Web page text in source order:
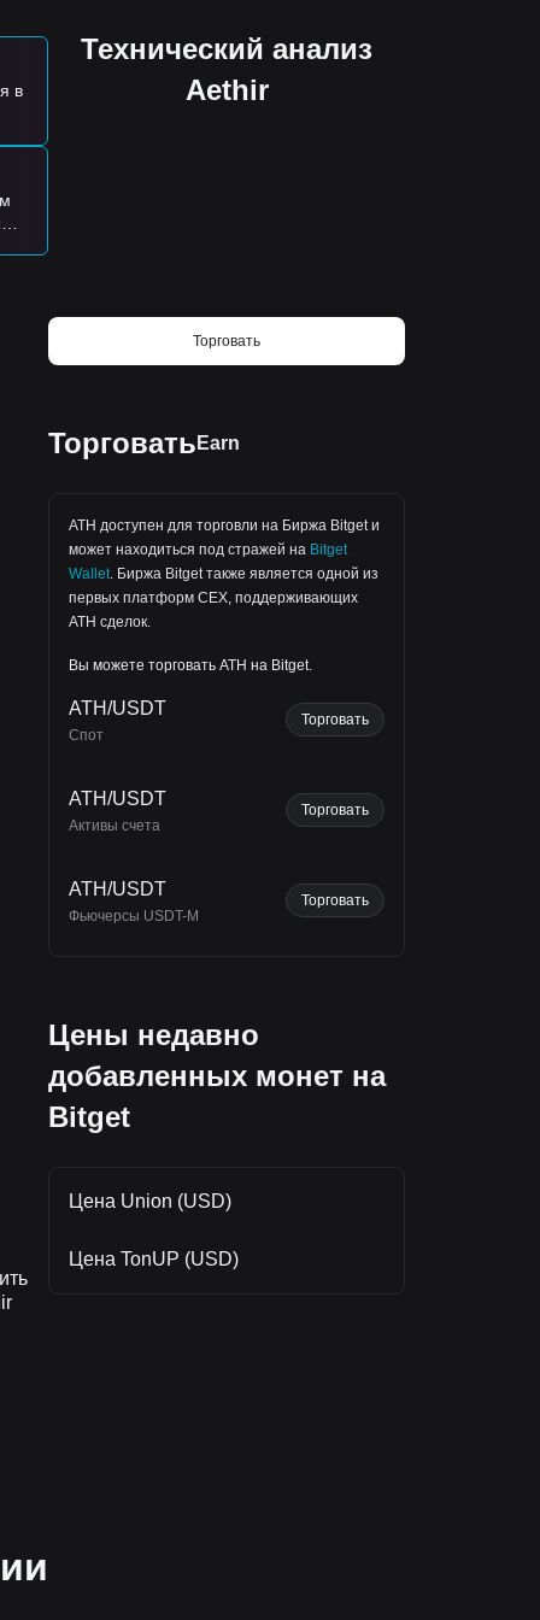
в
Технический анализ
Aethir
Торговать
Торговать Earn
ATH доступен для торговли на Биржа Bitget и
может находиться под стражей на Bitget
Wallet Биржа Bitget также является одной из
первых платформ CEX, поддерживающих
ATH сделок.
Вы можете торговать ATH на Bitget.
ATH/USDT
Спот
Торговать
ATH/USDT
Активы счета
Торговать
ATH/USDT
Фьючерсы USDT-M
Торговать
Цены недавно
добавленных монет на
Bitget
Цена Union (USD)
Цена TonUP (USD)